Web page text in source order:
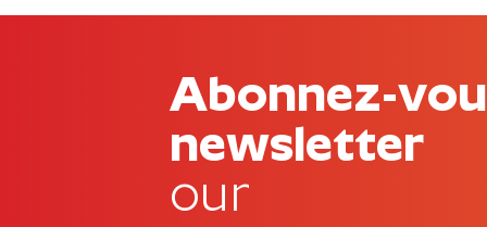
Abonnez-
newsletter
our